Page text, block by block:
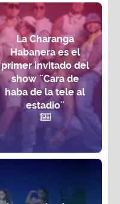
La Charanga
Habanera es el
primer invitado del
show ¨Cara de
haba de la tele al
estadio¨